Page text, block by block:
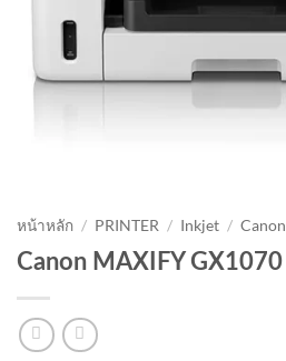
หน้าหลัก / PRINTER / Inkjet / Canon
Canon MAXIFY GX1070